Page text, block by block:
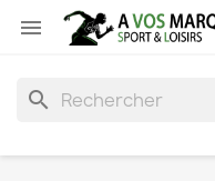

search